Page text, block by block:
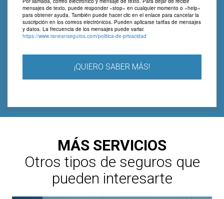
mensajes de texto, puede responder «stop» en cualquier momento o «help»
para obtener ayuda. También puede hacer clic en el enlace para cancelar la
suscripción en los correos electrónicos. Pueden aplicarse tarifas de mensajes
y datos. La frecuencia de los mensajes puede variar.
https://www.raneanseguros.com/politica-de-privacidad
¡QUIERO SABER MÁS!
MÁS SERVICIOS
Otros tipos de seguros que
pueden interesarte